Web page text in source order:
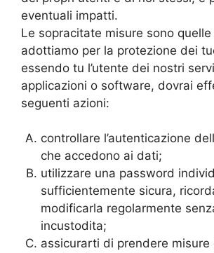
eventuali impatti.
Le sopracitate misure sono quelle
adottiamo per la protezione dei
essendo tu l’utente dei nostri
applicazioni o software, dovrai
seguenti azioni:
controllare l’autenticazione
che accedono ai dati;
utilizzare una password
sufficientemente sicura,
modificarla regolarmente
incustodita;
assicurarti di prendere misure